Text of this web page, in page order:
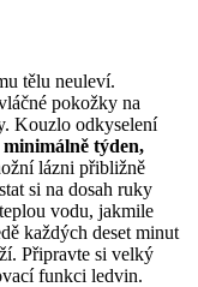
tělu neuleví.
pokožky na
Kouzlo odkyselení
minimálně týden,
lázni přibližně
si na dosah ruky
vodu, jakmile
každých deset minut
Připravte si velký
funkci ledvin.